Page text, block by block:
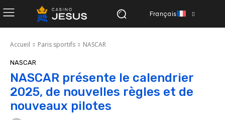
Français
Accueil Paris sportifs NASCAR
NASCAR
NASCAR présente le calendrier
2025, de nouvelles règles et de
nouveaux pilotes